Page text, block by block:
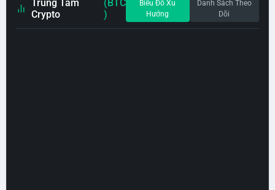
Trung Tâm
Crypto
(BTC
)
Biểu Đồ Xu
Hướng
Danh Sách Theo
Dõi